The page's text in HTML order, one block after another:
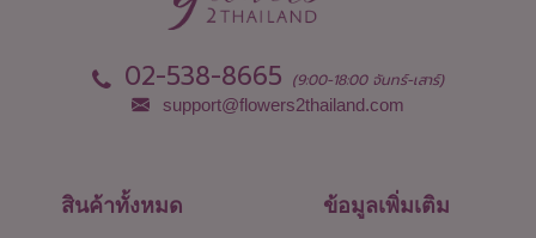
02-538-8665 (9:00-18:00 จันทร์-เสาร์)
support@flowers2thailand.com
สินค้าทั้งหมด ข้อมูลเพิ่มเติม